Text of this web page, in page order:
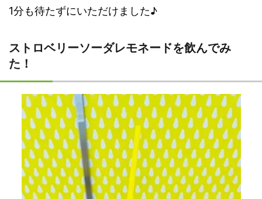
1分も待たずにいただけました♪
ストロベリーソーダレモネードを飲んでみ
た！